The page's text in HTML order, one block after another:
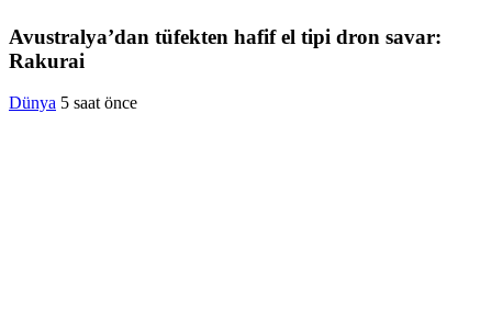
Avustralya’dan tüfekten hafif el tipi dron savar:
Rakurai
Dünya 5 saat önce